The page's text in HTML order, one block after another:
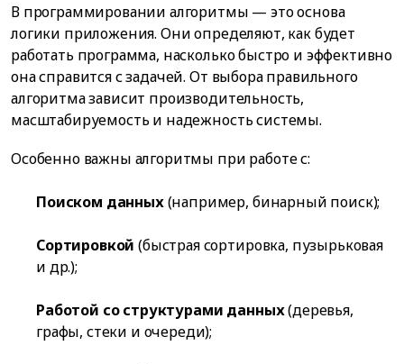
В программировании алгоритмы — это основа
логики приложения. Они определяют, как будет
работать программа, насколько быстро и эффективно
она справится с задачей. От выбора правильного
алгоритма зависит производительность,
масштабируемость и надежность системы.
Особенно важны алгоритмы при работе с:
Поиском данных(например, бинарный поиск);
Сортировкой (быстрая сортировка, пузырьковая
и др.);
Работой со структурами данных(деревья,
графы, стеки и очереди);